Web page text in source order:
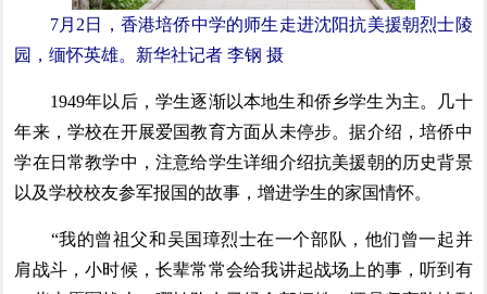
7月2日，香港培侨中学的师生走进沈阳抗美援朝烈士陵
园，缅怀英雄。新华社记者 李钢 摄
1949年以后，学生逐渐以本地生和侨乡学生为主。几十
年来，学校在开展爱国教育方面从未停步。据介绍，培侨中
学在日常教学中，注意给学生详细介绍抗美援朝的历史背景
以及学校校友参军报国的故事，增进学生的家国情怀。
“我的曾祖父和吴国璋烈士在一个部队，他们曾一起并
肩战斗，小时候，长辈常常会给我讲起战场上的事，听到有